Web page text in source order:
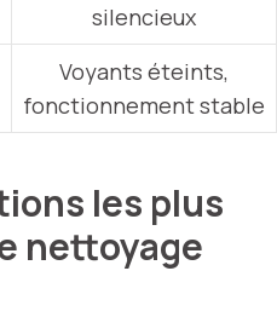
silencieux
Voyants éteints,
fonctionnement stable
les plus
nettoyage